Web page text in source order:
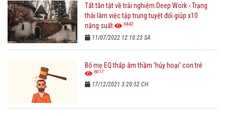
Tất tần tật về trải nghiệm Deep Work - Trạng
thái làm việc tập trung tuyệt đối giúp x10
năng suất
6442
11/07/2022 12:10:23 SA
Bố mẹ EQ thấp âm thầm 'hủy hoại' con trẻ
6017
17/12/2021 3:20:52 CH